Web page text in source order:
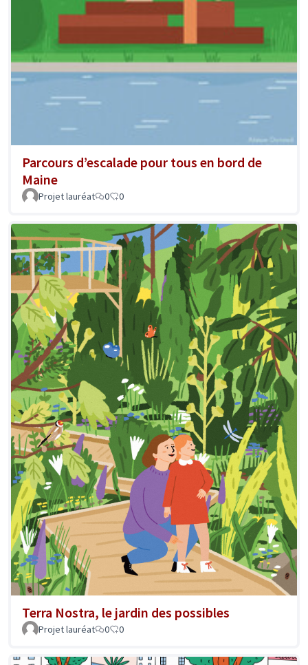
Parcours d’escalade pour tous en bord de
Maine
Projet lauréat 0 0
Terra Nostra, le jardin des possibles
Projet lauréat 0 0